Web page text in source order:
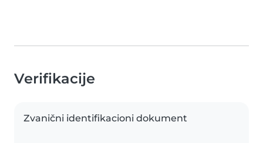
Verifikacije
Zvanični identifikacioni dokument